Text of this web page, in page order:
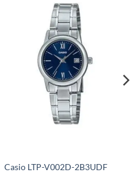
Casio LTP-V002D-2B3UDF